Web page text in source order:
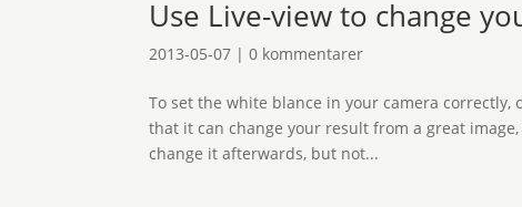
Use Live-view to change
2013-05-07 |0 kommentarer
To set the white blance in your camera
that it can change your result from a great
change it afterwards, but not...